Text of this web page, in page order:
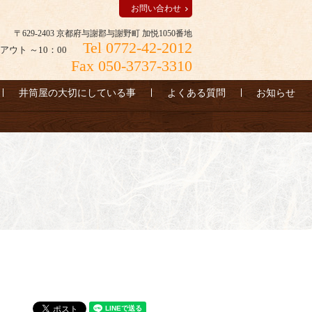
〒629-2403 京都府与謝郡与謝野町 加悦1050番地
ウト ～10：00
Tel 0772-42-2012
Fax 050-3737-3310
お問い合わせ
井筒屋の大切にしている事 よくある質問 お知らせ